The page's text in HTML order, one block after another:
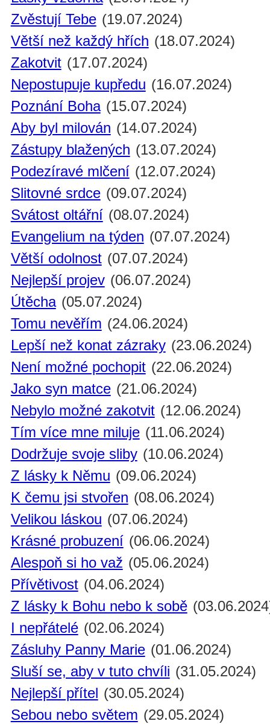
Zvěstují Tebe (19.07.2024)
Větší než každý hřích (18.07.2024)
Zakotvit (17.07.2024)
Nepostupuje kupředu (16.07.2024)
Poznání Boha (15.07.2024)
Aby byl milován (14.07.2024)
Zástupy blažených (13.07.2024)
Podezíravé mlčení (12.07.2024)
Slitovné srdce (09.07.2024)
Svátost oltářní (08.07.2024)
Evangelium na týden (07.07.2024)
Větší odolnost (07.07.2024)
Nejlepší projev (06.07.2024)
Útěcha (05.07.2024)
Tomu nevěřím (24.06.2024)
Lepší než konat zázraky (23.06.2024)
Není možné pochopit (22.06.2024)
Jako syn matce (21.06.2024)
Nebylo možné zakotvit (12.06.2024)
Tím více mne miluje (11.06.2024)
Dodržuje svoje sliby (10.06.2024)
Z lásky k Němu (09.06.2024)
K čemu jsi stvořen (08.06.2024)
Velikou láskou (07.06.2024)
Krásné probuzení (06.06.2024)
Alespoň si ho važ (05.06.2024)
Přívětivost (04.06.2024)
Z lásky k Bohu nebo k sobě
I nepřátelé (02.06.2024)
Zásluhy Panny Marie (01.06.2024)
Sluší se, aby v tuto chvíli (31.05.2024)
Nejlepší přítel (30.05.2024)
Sebou nebo světem (29.05.2024)